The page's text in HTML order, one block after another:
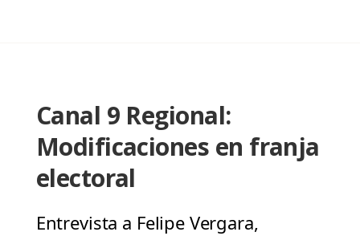
Canal 9 Regional:
Modificaciones en franja
electoral
Entrevista a Felipe Vergara,